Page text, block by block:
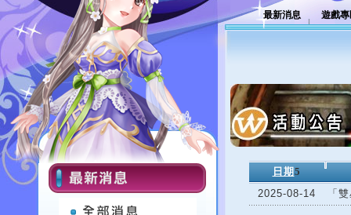
最新消息 遊戲
日期 5
2025-08-14
「